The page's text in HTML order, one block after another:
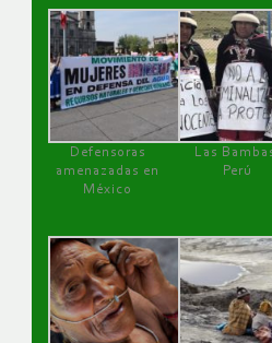
Defensoras
amenazadas en
México
Las
Perú